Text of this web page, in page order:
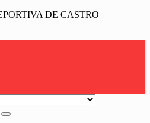
DE CASTRO